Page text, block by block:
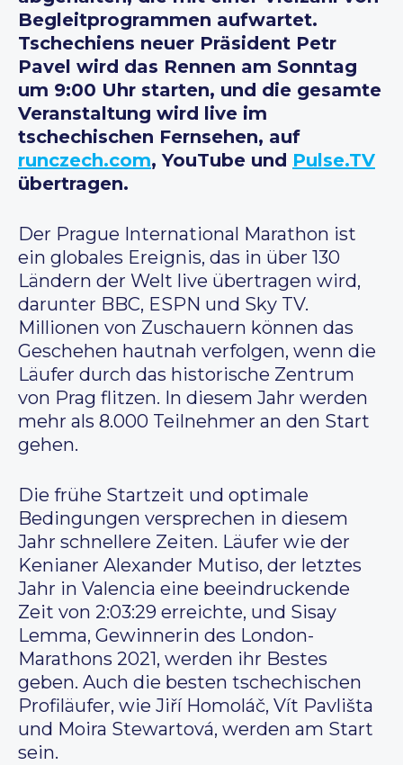
Begleitprogrammen aufwartet.
Tschechiens neuer Präsident Petr
Pavel wird das Rennen am Sonntag
um 9:00 Uhr starten, und die gesamte
Veranstaltung wird live im
tschechischen Fernsehen, auf
runczech.com, YouTube und Pulse.TV
übertragen.
Der Prague International Marathon ist
ein globales Ereignis, das in über 130
Ländern der Welt live übertragen wird,
darunter BBC, ESPN und Sky TV.
Millionen von Zuschauern können das
Geschehen hautnah verfolgen, wenn die
Läufer durch das historische Zentrum
von Prag flitzen. In diesem Jahr werden
mehr als 8.000 Teilnehmer an den Start
gehen.
Die frühe Startzeit und optimale
Bedingungen versprechen in diesem
Jahr schnellere Zeiten. Läufer wie der
Kenianer Alexander Mutiso, der letztes
Jahr in Valencia eine beeindruckende
Zeit von 2:03:29 erreichte, und Sisay
Lemma, Gewinnerin des London-
Marathons 2021, werden ihr Bestes
geben. Auch die besten tschechischen
Profiläufer, wie Jiří Homoláč, Vít Pavlišta
und Moira Stewartová, werden am Start
sein.